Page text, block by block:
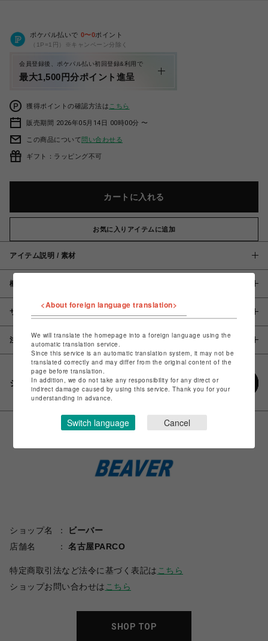
ポケパル払いで 0〜0ポイント
（1P=1円）※キャンペーン分除く
会員登録後、ポケパル払い初回登録&利用で
最大1,500円分ポイント進呈
獲得ポイントの確認方法は こちら
販売期間 2026年05月14日 00時00分 〜
この商品について問い合わせる
ギフト：ラッピング不可
カートに入れる
お気に入りアイテムに追加
アイテム説明 / 素材
概要
サイズ
注意事項
シェアする
ショップ名
ビーバー
店舗名
名古屋PARCO
特定商取引法など法令に基づく表記は こちら
ショップお問い合わせは こちら
SHOP TOP
<About foreign language translation>
We will translate the homepage into a foreign language using the
automatic translation service.
Since this service is an automatic translation system, it may not be
translated correctly and may differ from the original content of the
page before translation.
In addition, we do not take any responsibility for any direct or
indirect damage caused by using this service. Thank you for your
understanding in advance.
Switch language Cancel